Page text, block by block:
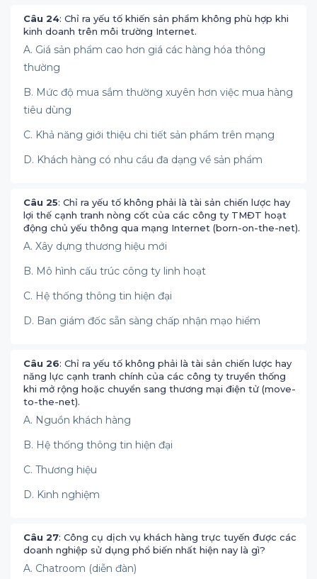
Câu 24: Chỉ ra yếu tố khiến sản phẩm không phù hợp khi
kinh doanh trên môi trường Internet.
A. Giá sản phẩm cao hơn giá các hàng hóa thông
thường
B. Mức độ mua sắm thường xuyên hơn việc mua hàng
tiêu dùng
C. Khả năng giới thiệu chi tiết sản phẩm trên mạng
D. Khách hàng có nhu cầu đa dạng về sản phẩm
Câu 25: Chỉ ra yếu tố không phải là tài sản chiến lược hay
lợi thế cạnh tranh nòng cốt của các công ty TMĐT hoạt
động chủ yếu thông qua mạng Internet (born-on-the-net).
A. Xây dựng thương hiệu mới
B. Mô hình cấu trúc công ty linh hoạt
C. Hệ thống thông tin hiện đại
D. Ban giám đốc sẵn sàng chấp nhận mạo hiểm
Câu 26: Chỉ ra yếu tố không phải là tài sản chiến lược hay
năng lực cạnh tranh chính của các công ty truyền thống
khi mở rộng hoặc chuyển sang thương mại điện tử (move-
to-the-net).
A. Nguồn khách hàng
B. Hệ thống thông tin hiện đại
C. Thương hiệu
D. Kinh nghiệm
Câu 27: Công cụ dịch vụ khách hàng trực tuyến được các
doanh nghiệp sử dụng phổ biến nhất hiện nay là gì?
A. Chatroom (diễn đàn)